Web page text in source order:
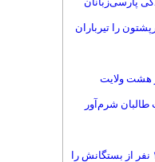
را تیرباران
هشت ولایت
شرم‌آور
وزیر انکشاف دهات طالبان ۱۸ نفر از بستگانش را